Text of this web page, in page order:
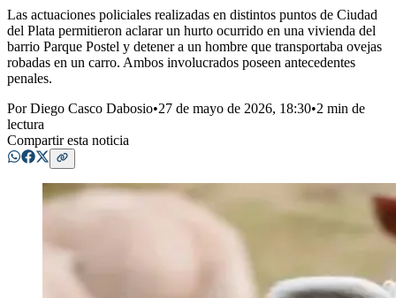
Las actuaciones policiales realizadas en distintos puntos de Ciudad
del Plata permitieron aclarar un hurto ocurrido en una vivienda del
barrio Parque Postel y detener a un hombre que transportaba ovejas
robadas en un carro. Ambos involucrados poseen antecedentes
penales.
PorDiego Casco Dabosio•27 de mayo de 2026, 18:30•2 min de
lectura
Compartir esta noticia